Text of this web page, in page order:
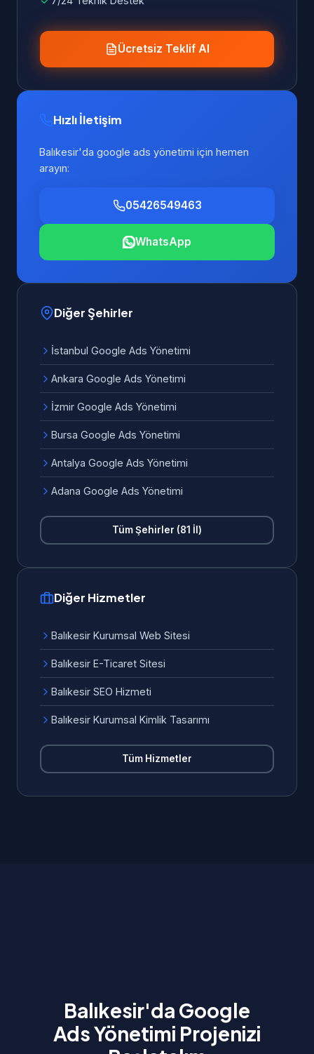
Ücretsiz Teklif Al
Hızlı İletişim
Balıkesir'da google ads yönetimi için hemen
arayın:
05426549463
WhatsApp
Diğer Şehirler
İstanbul Google Ads Yönetimi
Ankara Google Ads Yönetimi
İzmir Google Ads Yönetimi
Bursa Google Ads Yönetimi
Antalya Google Ads Yönetimi
Adana Google Ads Yönetimi
Tüm Şehirler (81 İl)
Diğer Hizmetler
Balıkesir Kurumsal Web Sitesi
Balıkesir E-Ticaret Sitesi
Balıkesir SEO Hizmeti
Balıkesir Kurumsal Kimlik Tasarımı
Tüm Hizmetler
Balıkesir'da Google
Ads Yönetimi Projenizi